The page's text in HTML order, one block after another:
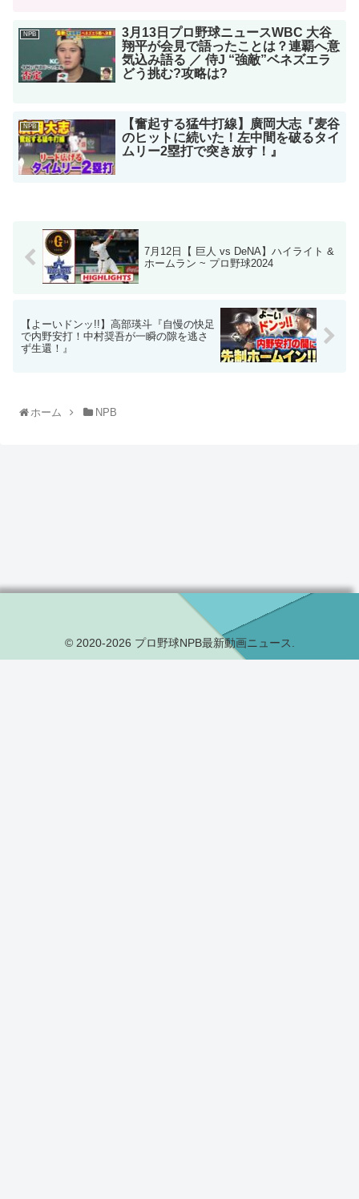
NPB
3月13日プロ野球ニュースWBC 大谷
翔平が会見で語ったことは？連覇へ意
気込み語る ／ 侍J “強敵”ベネズエラ
どう挑む?攻略は?
NPB
【奮起する猛牛打線】廣岡大志『麦谷
のヒットに続いた！左中間を破るタイ
ムリー2塁打で突き放す！』
7月12日【 巨人 vs DeNA】ハイライト &
ホームラン ~ プロ野球2024
【よーいドンッ!!】高部瑛斗『自慢の快足
で内野安打！中村奨吾が一瞬の隙を逃さ
ず生還！』
ホーム NPB
© 2020-2026 プロ野球NPB最新動画ニュース.